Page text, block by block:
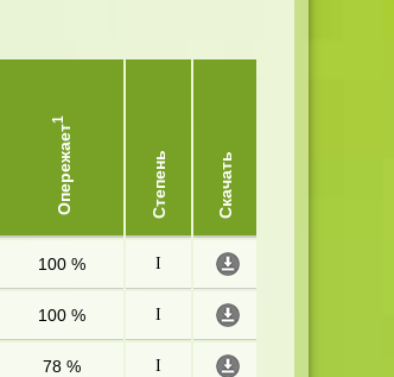
Опережает
1
Степень Скачать
100 % I
100 % I
78 % I